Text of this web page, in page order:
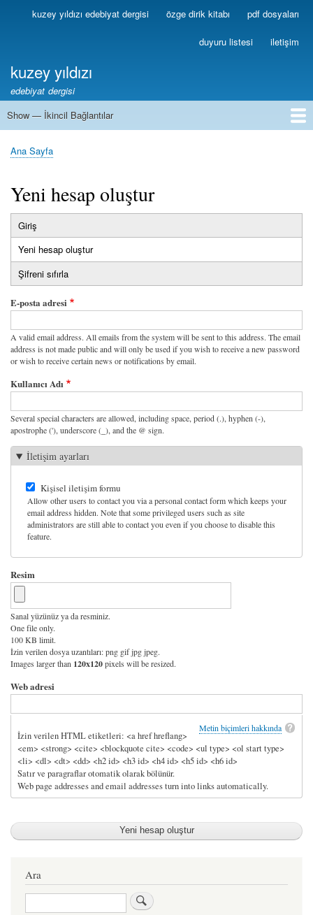
Ana
içeriğe
Birincilkuzey yıldızı edebiyat dergisi özge dirik kitabı pdf dosyaları
duyuru listesi iletişim
kuzey yıldızı
edebiyat dergisi
İkincil
Show — İkincil Bağlantılar
1
2
3
4
5
6
7
8
9
10
11
12
13
Sayfa
Ana Sayfa
Yeni hesap oluştur
Birincil
sekmeler
Giriş
Yeni hesap oluştur(etkin
sekme)
Şifreni sıfırla
E-posta adresi
A valid email address. All emails from the system will be sent to this address. The email
address is not made public and will only be used if you wish to receive a new password
or wish to receive certain news or notifications by email.
Kullanıcı Adı
Several special characters are allowed, including space, period (.), hyphen (-),
apostrophe ('), underscore (_), and the @ sign.
İletişim ayarları
Kişisel iletişim formu
Allow other users to contact you via a personal contact form which keeps your
email address hidden. Note that some privileged users such as site
administrators are still able to contact you even if you choose to disable this
feature.
Resim
Sanal yüzünüz ya da resminiz.
One file only.
100 KB limit.
İzin verilen dosya uzantıları: png gif jpg jpeg.
Images larger than 120x120pixels will be resized.
Web adresi
Metin biçimleri hakkında
İzin verilen HTML etiketleri: <a href hreflang>
<em> <strong> <cite> <blockquote cite> <code> <ul type> <ol start type>
<li> <dl> <dt> <dd> <h2 id> <h3 id> <h4 id> <h5 id> <h6 id>
Satır ve paragraflar otomatik olarak bölünür.
Web page addresses and email addresses turn into links automatically.
Ara
Ara